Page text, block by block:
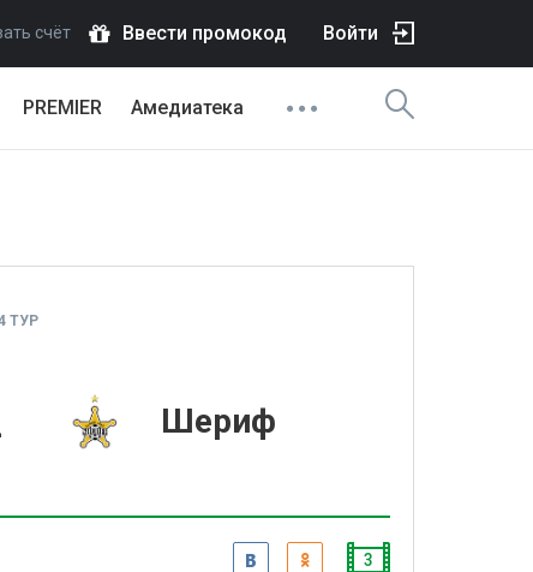
счёт Ввести промокод Войти
PREMIER Амедиатека
ТУР
Шериф
3